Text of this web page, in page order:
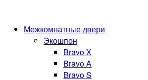
Межкомнатные двери
Экошпон
Bravo Х
Bravo A
Bravo S